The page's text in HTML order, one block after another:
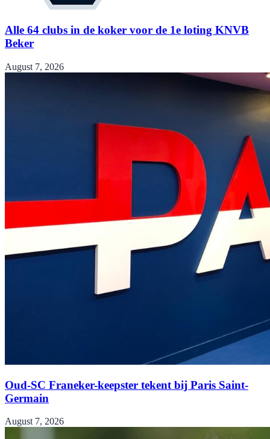
Alle 64 clubs in de koker voor de 1e loting KNVB
Beker
August 7, 2026
Oud-SC Franeker-keepster tekent bij Paris Saint-
Germain
August 7, 2026